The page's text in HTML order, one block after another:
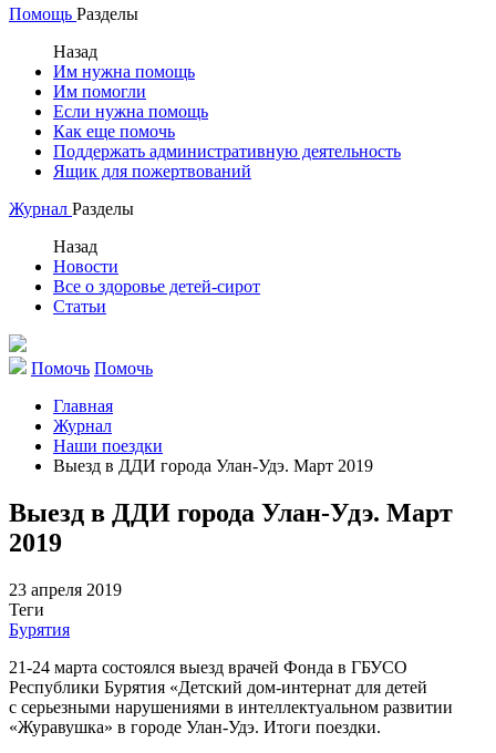
Помощь Разделы
Назад
Им нужна помощь
Им помогли
Если нужна помощь
Как еще помочь
Поддержать административную деятельность
Ящик для пожертвований
Журнал Разделы
Назад
Новости
Все о здоровье детей-сирот
Статьи
Помочь Помочь
Главная
Журнал
Наши поездки
Выезд в ДДИ города Улан-Удэ. Март 2019
Выезд в ДДИ города Улан-Удэ. Март
2019
23 апреля 2019
Теги
Бурятия
21-24 марта состоялся выезд врачей Фонда в ГБУСО
Республики Бурятия «Детский дом-интернат для детей
с серьезными нарушениями в интеллектуальном развитии
«Журавушка» в городе Улан-Удэ. Итоги поездки.